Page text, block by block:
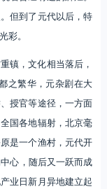
但到了元代以后，特
彩。
镇，文化相当落后，
之繁华，元杂剧在大
授官等途径，一方面
国各地辐射，北京毫
是一个渔村，元代开
心，随后又一跃而成
业日新月异地建立起